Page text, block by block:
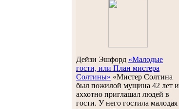
Дейзи Эшфорд «Малодые
гости, или План мистера
Солтины» «Мистер Солтина
был пожилой мущина 42 лет и
аххотно приглашал людей в
гости. У него гостила малодая